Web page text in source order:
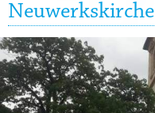
Neuwerkskirche